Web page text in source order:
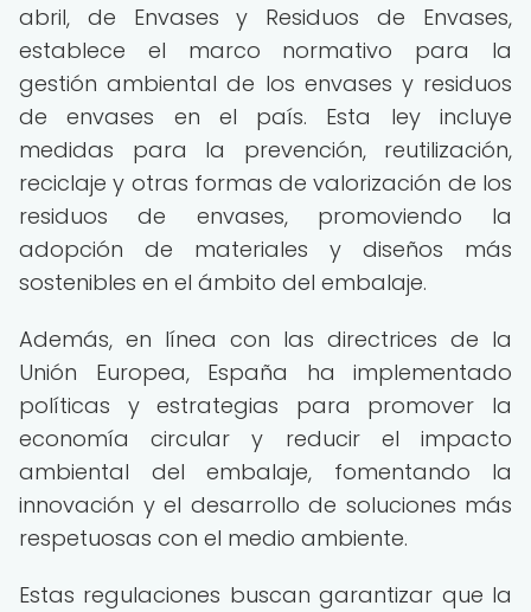
abril, de Envases y Residuos de Envases,
establece el marco normativo para la
gestión ambiental de los envases y residuos
de envases en el país. Esta ley incluye
medidas para la prevención, reutilización,
reciclaje y otras formas de valorización de los
residuos de envases, promoviendo la
adopción de materiales y diseños más
sostenibles en el ámbito del embalaje.
Además, en línea con las directrices de la
Unión Europea, España ha implementado
políticas y estrategias para promover la
economía circular y reducir el impacto
ambiental del embalaje, fomentando la
innovación y el desarrollo de soluciones más
respetuosas con el medio ambiente.
Estas regulaciones buscan garantizar que la